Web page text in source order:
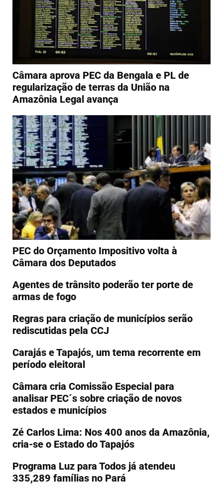
Câmara aprova PEC da Bengala e PL de
regularização de terras da União na
Amazônia Legal avança
PEC do Orçamento Impositivo volta à
Câmara dos Deputados
Agentes de trânsito poderão ter porte de
armas de fogo
Regras para criação de municípios serão
rediscutidas pela CCJ
Carajás e Tapajós, um tema recorrente em
período eleitoral
Câmara cria Comissão Especial para
analisar PEC´s sobre criação de novos
estados e municípios
Zé Carlos Lima: Nos 400 anos da Amazônia,
cria-se o Estado do Tapajós
Programa Luz para Todos já atendeu
335,289 famílias no Pará